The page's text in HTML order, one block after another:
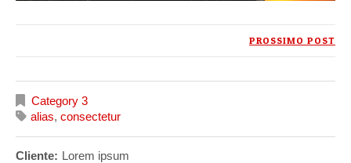
PROSSIMO POST
Category 3
alias, consectetur
Cliente: Lorem ipsum